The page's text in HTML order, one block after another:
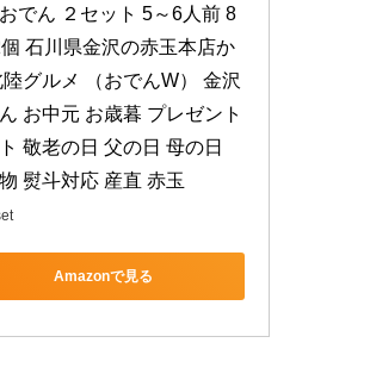
でん ２セット 5～6人前 8
石川県金沢の赤玉本店か
陸グルメ （おでんW） 金沢
お中元 お歳暮 プレゼント
敬老の日 父の日 母の日
熨斗対応 産直 赤玉
Amazonで見る